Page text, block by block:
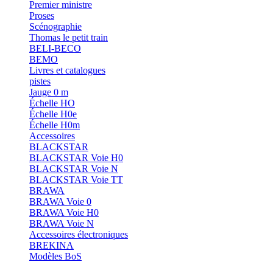
Premier ministre
Proses
Scénographie
Thomas le petit train
BELI-BECO
BEMO
Livres et catalogues
pistes
Jauge 0 m
Échelle HO
Échelle H0e
Échelle H0m
Accessoires
BLACKSTAR
BLACKSTAR Voie H0
BLACKSTAR Voie N
BLACKSTAR Voie TT
BRAWA
BRAWA Voie 0
BRAWA Voie H0
BRAWA Voie N
Accessoires électroniques
BREKINA
Modèles BoS